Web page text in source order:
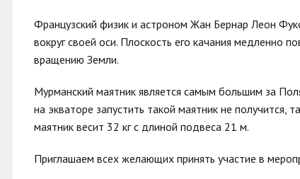
Французский физик и астроном Жан Бернар Леон
вокруг своей оси. Плоскость его качания медленно
вращению Земли.
Мурманский маятник является самым большим за
на экваторе запустить такой маятник не получится,
маятник весит 32 кг с длиной подвеса 21 м.
Приглашаем всех желающих принять участие в